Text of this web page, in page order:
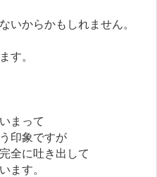
いからかもしれません。
す。
まって
印象ですが
全に吐き出して
ます。